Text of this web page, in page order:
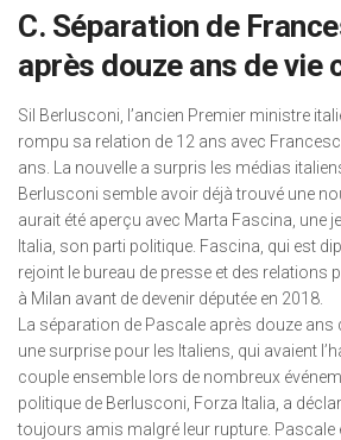
C. Séparation de
après douze ans de vie
Sil Berlusconi, l’ancien Premier ministre
rompu sa relation de 12 ans avec
ans. La nouvelle a surpris les médias
Berlusconi semble avoir déjà trouvé une
aurait été aperçu avec Marta Fascina, une
Italia, son parti politique. Fascina, qui est
rejoint le bureau de presse et des relations
à Milan avant de devenir députée en 2018.
La séparation de Pascale après douze ans
une surprise pour les Italiens, qui avaient
couple ensemble lors de nombreux
politique de Berlusconi, Forza Italia, a
toujours amis malgré leur rupture. Pascale